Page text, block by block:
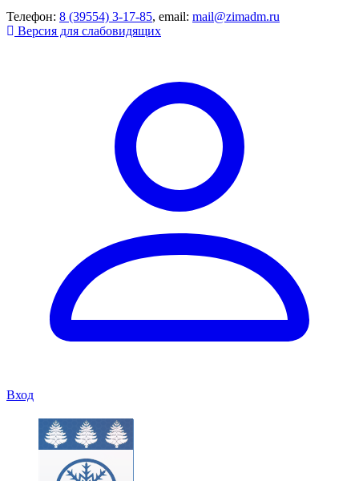
Телефон: 8 (39554) 3-17-85, email: mail@zimadm.ru
Версия для слабовидящих
Вход